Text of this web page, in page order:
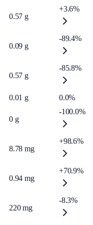
0.57 g
+3.6%
0.09 g
-89.4%
0.57 g
-85.8%
0.01 g 0.0%
0 g
-100.0%
8.78 mg
+98.6%
0.94 mg
+70.9%
220 mg
-8.3%